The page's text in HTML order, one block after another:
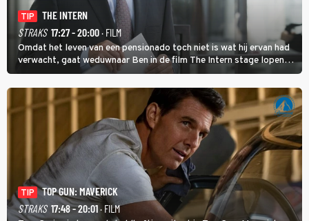
TIP
THE INTERN
STRAKS 17:27 - 20:00· FILM
Omdat het leven van een pensionado toch niet is wat hij ervan had
verwacht, gaat weduwnaar Ben in de film The Intern stage lopen
bij de hippe webwinkel van Jules, wat een gouden zet blijkt te zijn.
TIP
TOP GUN: MAVERICK
STRAKS 17:48 - 20:01· FILM